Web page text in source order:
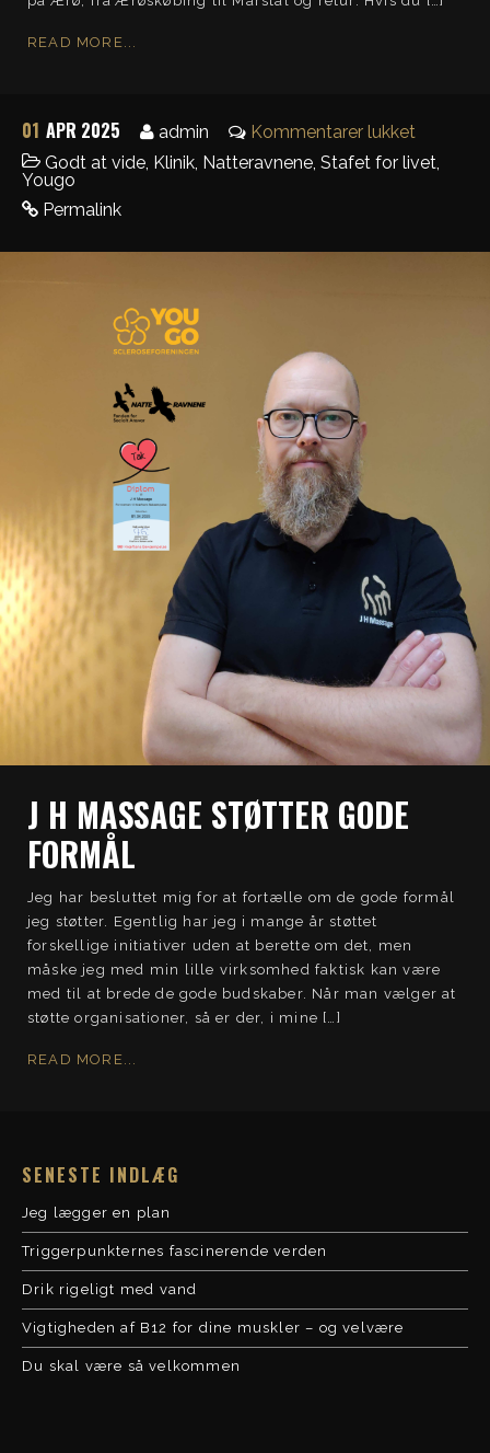
READ MORE...
01 APR 2025 admin
Kommentarer lukket
Godt at vide Klinik Natteravnene Stafet for livet
Yougo
Permalink
J H MASSAGE STØTTER GODE
FORMÅL
Jeg har besluttet mig for at fortælle om de gode formål
jeg støtter. Egentlig har jeg i mange år støttet
forskellige initiativer uden at berette om det, men
måske jeg med min lille virksomhed faktisk kan være
med til at brede de gode budskaber. Når man vælger at
støtte organisationer, så er der, i mine […]
READ MORE...
SENESTE INDLÆG
Jeg lægger en plan
Triggerpunkternes fascinerende verden
Drik rigeligt med vand
Vigtigheden af B12 for dine muskler – og velvære
Du skal være så velkommen